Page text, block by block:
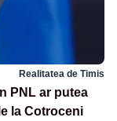
Realitatea de Timis
PNL ar putea
la Cotroceni